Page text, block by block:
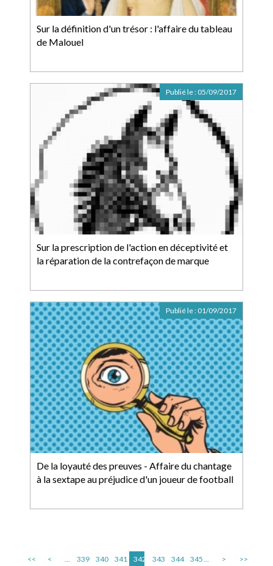
Sur la définition d'un trésor : l'affaire du tableau
de Malouel
Sur la prescription de l'action en déceptivité et
la réparation de la contrefaçon de marque
Publié le : 05/09/2017
De la loyauté des preuves - Affaire du chantage
à la sextape au préjudice d'un joueur de football
Publié le : 01/09/2017
<< < ... 339 340 341 342 343 344 345... > >>